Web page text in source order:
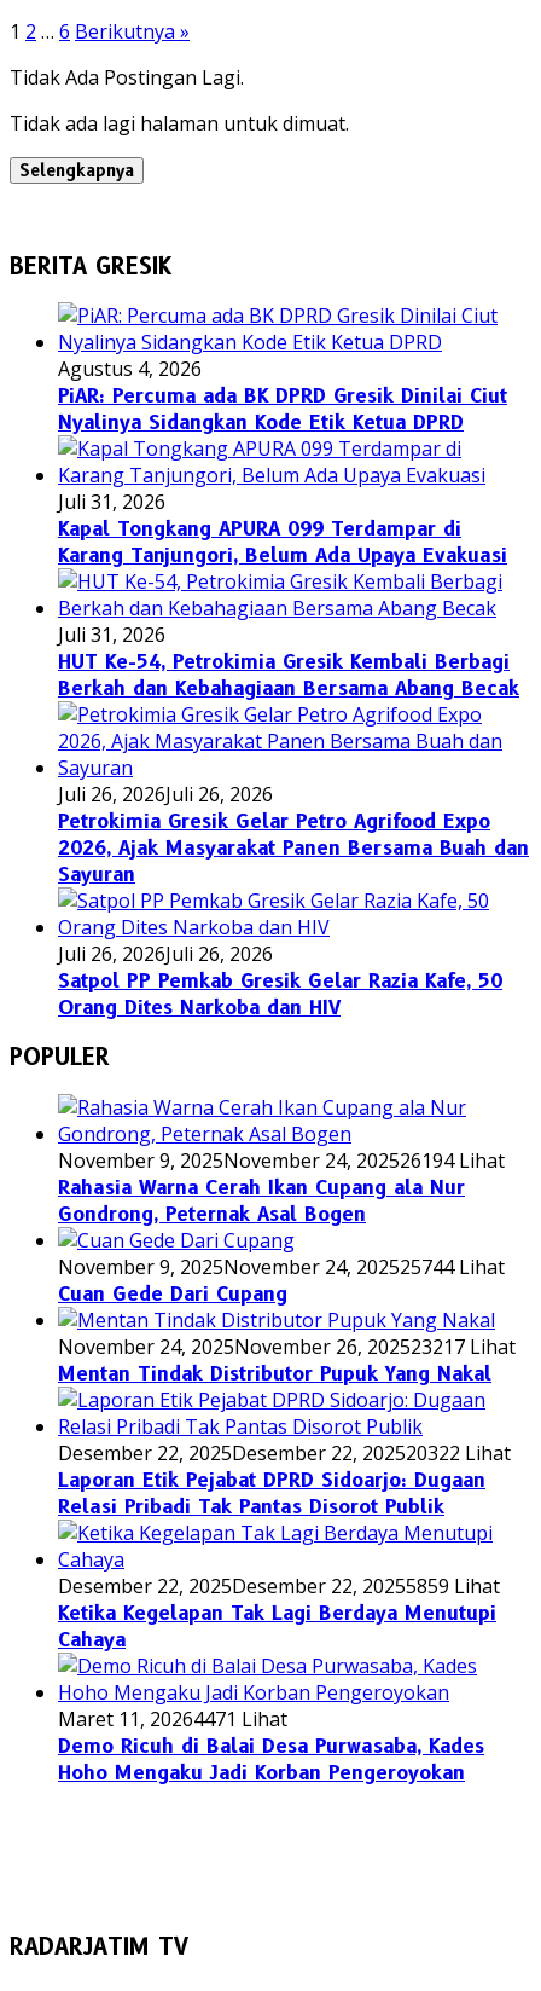
1 2 … 6 Berikutnya »
Tidak Ada Postingan Lagi.
Tidak ada lagi halaman untuk dimuat.
Selengkapnya
BERITA GRESIK
Agustus 4, 2026
PiAR: Percuma ada BK DPRD Gresik Dinilai Ciut
Nyalinya Sidangkan Kode Etik Ketua DPRD
Juli 31, 2026
Kapal Tongkang APURA 099 Terdampar di
Karang Tanjungori, Belum Ada Upaya Evakuasi
Juli 31, 2026
HUT Ke-54, Petrokimia Gresik Kembali Berbagi
Berkah dan Kebahagiaan Bersama Abang Becak
Juli 26, 2026Juli 26, 2026
Petrokimia Gresik Gelar Petro Agrifood Expo
2026, Ajak Masyarakat Panen Bersama Buah dan
Sayuran
Juli 26, 2026Juli 26, 2026
Satpol PP Pemkab Gresik Gelar Razia Kafe, 50
Orang Dites Narkoba dan HIV
POPULER
November 9, 2025November 24, 202526194 Lihat
Rahasia Warna Cerah Ikan Cupang ala Nur
Gondrong, Peternak Asal Bogen
November 9, 2025November 24, 202525744 Lihat
Cuan Gede Dari Cupang
November 24, 2025November 26, 202523217 Lihat
Mentan Tindak Distributor Pupuk Yang Nakal
Desember 22, 2025Desember 22, 202520322 Lihat
Laporan Etik Pejabat DPRD Sidoarjo: Dugaan
Relasi Pribadi Tak Pantas Disorot Publik
Desember 22, 2025Desember 22, 20255859 Lihat
Ketika Kegelapan Tak Lagi Berdaya Menutupi
Cahaya
Maret 11, 20264471 Lihat
Demo Ricuh di Balai Desa Purwasaba, Kades
Hoho Mengaku Jadi Korban Pengeroyokan
RADARJATIM TV